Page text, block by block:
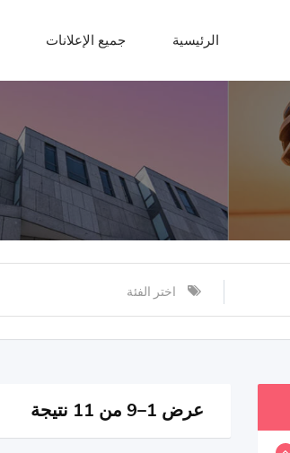
الرئيسية جميع الإعلانات
اختر الفئة
عرض 1–9 من 11 نتيجة